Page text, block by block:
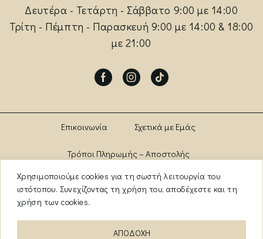
Χρησιμοποιούμε cookies για τη σωστή λειτουργία του
ιστότοπου. Συνεχίζοντας τη χρήση του, αποδέχεστε και τη
χρήση των cookies.
ΑΠΟΔΟΧΗ
Δευτέρα - Τετάρτη - Σάββατο 9:00 με 14:00
Τρίτη - Πέμπτη - Παρασκευή 9:00 με 14:00 & 18:00
με 21:00
FacebookInstagram
Tik-
Επικοινωνία Σχετικά με Εμάς
Τρόποι Πληρωμής – Αποστολής
Πολιτική Αλλαγών – Επιστροφών Brands
Όροι Χρήσης